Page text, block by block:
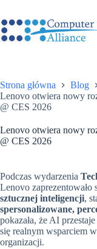
treści
Strona główna
Blog
Lenovo otwiera nowy
@ CES 2026
Lenovo otwiera nowy
@ CES 2026
Podczas wydarzenia
Lenovo zaprezentowało
sztucznej inteligencji,
spersonalizowane,
pokazała, że AI
się realnym wsparciem
organizacji.